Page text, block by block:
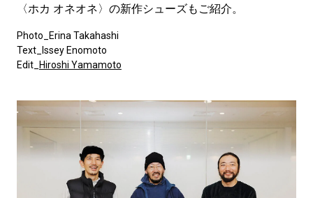
〈ホカ オネオネ〉の新作シューズもご紹介。
Photo_Erina Takahashi
Text_Issey Enomoto
Edit_ Hiroshi Yamamoto